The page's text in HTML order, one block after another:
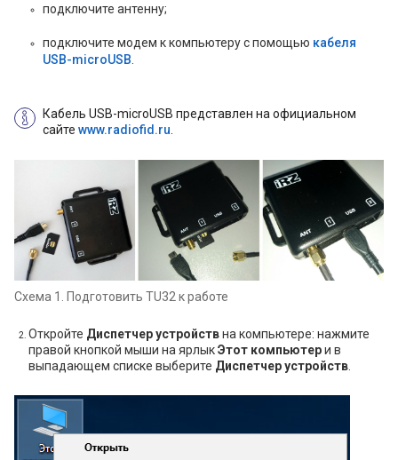
подключите антенну;
подключите модем к компьютеру с помощью кабеля
USB-microUSB.
Кабель USB-microUSB представлен на официальном
сайте www.radiofid.ru.
Схема 1. Подготовить TU32 к работе
Откройте Диспетчер устройствна компьютере: нажмите
правой кнопкой мыши на ярлыкЭтот компьютери в
выпадающем списке выберите Диспетчер устройств